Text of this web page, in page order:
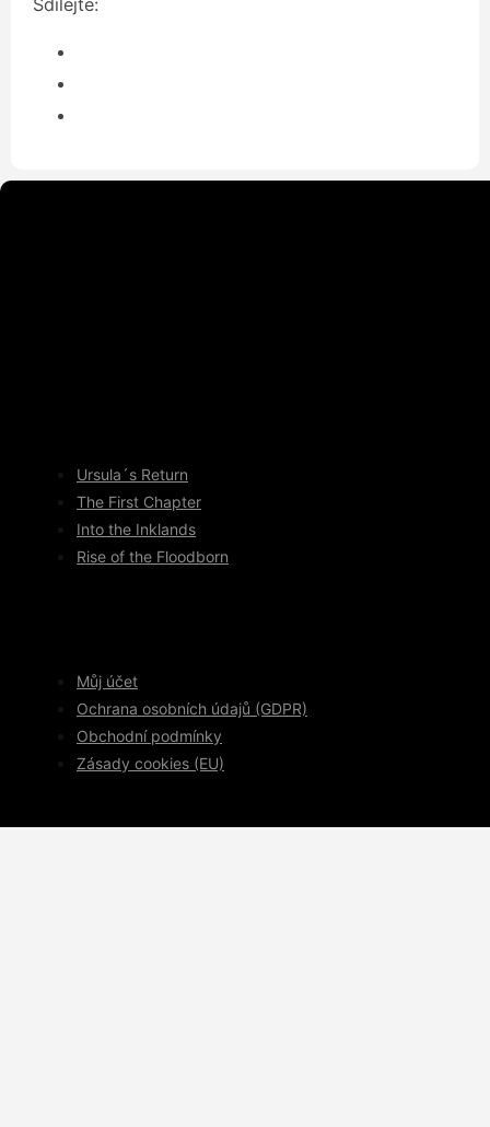
Ursula´s Return
The First Chapter
Into the Inklands
Rise of the Floodborn
Můj účet
Ochrana osobních údajů (GDPR)
Obchodní podmínky
Zásady cookies (EU)